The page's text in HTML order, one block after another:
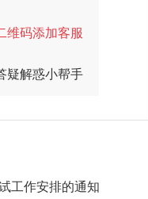
维码添加客服
疑解惑小帮手
工作安排的通知